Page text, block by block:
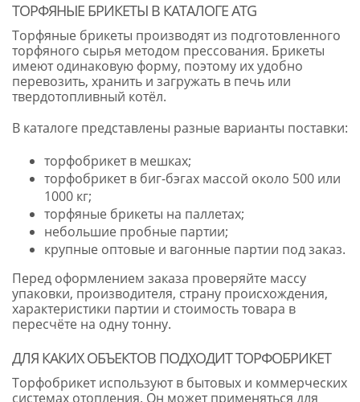
ТОРФЯНЫЕ БРИКЕТЫ В КАТАЛОГЕ ATG
Торфяные брикеты производят из подготовленного
торфяного сырья методом прессования. Брикеты
имеют одинаковую форму, поэтому их удобно
перевозить, хранить и загружать в печь или
твердотопливный котёл.
В каталоге представлены разные варианты поставки:
торфобрикет в мешках;
торфобрикет в биг-бэгах массой около 500 или
1000 кг;
торфяные брикеты на паллетах;
небольшие пробные партии;
крупные оптовые и вагонные партии под заказ.
Перед оформлением заказа проверяйте массу
упаковки, производителя, страну происхождения,
характеристики партии и стоимость товара в
пересчёте на одну тонну.
ДЛЯ КАКИХ ОБЪЕКТОВ ПОДХОДИТ ТОРФОБРИКЕТ
Торфобрикет используют в бытовых и коммерческих
системах отопления. Он может применяться для